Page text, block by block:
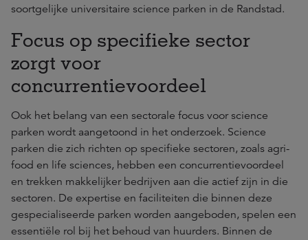
soortgelijke universitaire science parken in de Randstad.
Focus op specifieke sector
zorgt voor
concurrentievoordeel
Ook het belang van een sectorale focus voor science
parken wordt aangetoond in het onderzoek. Science
parken die zich richten op specifieke sectoren, zoals agri-
food en life sciences, hebben een concurrentievoordeel
en trekken makkelijker bedrijven aan die actief zijn in die
sectoren. De expertise en faciliteiten die binnen deze
gespecialiseerde parken worden aangeboden, spelen een
essentiële rol bij het behoud van huurders. Binnen de